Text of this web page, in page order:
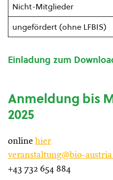
Nicht-Mitglieder
ungefördert (ohne LFBIS)
Einladung zum
Anmeldung bis
2025
online hier
veranstaltung@bio-
+43 732 654 884